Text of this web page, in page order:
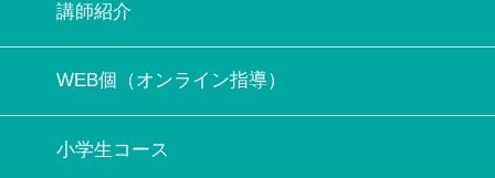
講師紹介
WEB個（オンライン指導）
小学生コース